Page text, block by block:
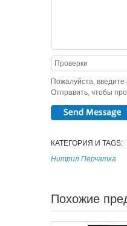
Пожалуйста,
Отправить, чтобы
КАТЕГОРИЯ И TAGS:
Нитрил Перчатка
Похожие